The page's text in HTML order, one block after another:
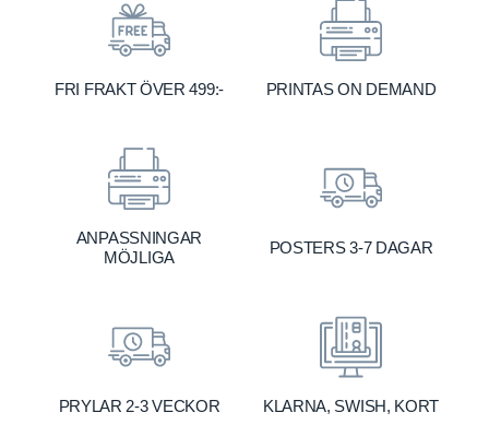
FRI FRAKT ÖVER 499:- PRINTAS ON DEMAND
ANPASSNINGAR
MÖJLIGA
POSTERS 3-7 DAGAR
PRYLAR 2-3 VECKOR KLARNA, SWISH, KORT